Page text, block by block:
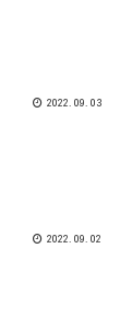
2022.09.03
2022.09.02